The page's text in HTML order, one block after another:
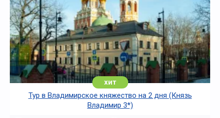
хит
Тур в Владимирское княжество на 2 дня (Князь
Владимир 3*)